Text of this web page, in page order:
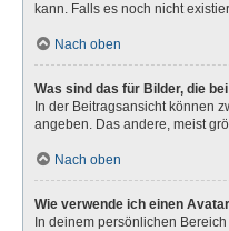
kann. Falls es noch nicht
Nach oben
Was sind das für Bilder, die
In der Beitragsansicht können
angeben. Das andere, meist
Nach oben
Wie verwende ich einen
In deinem persönlichen